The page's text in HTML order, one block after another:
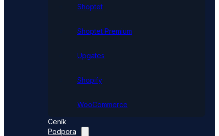
Shoptet
Shoptet Premium
Upgates
Shopify
WooCommerce
Ceník
Podpora